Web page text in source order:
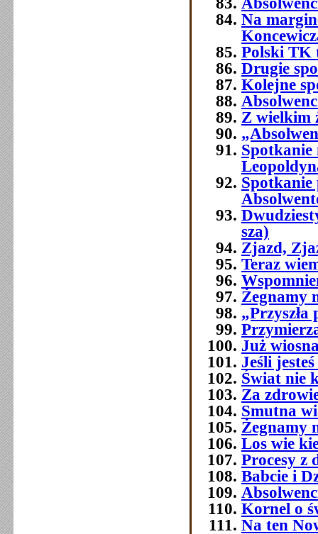
Na
Polski TK
Drugie
Kolejne
Z wielkim
Spotkanie
Spotkanie
sza)
Zjazd,
Teraz
Żegnamy
„Przyszła
Już
Jeśli
Świat nie
Za
Smutna
Żegnamy
Los wie
Procesy z
Babcie i
Kornel o
Na ten